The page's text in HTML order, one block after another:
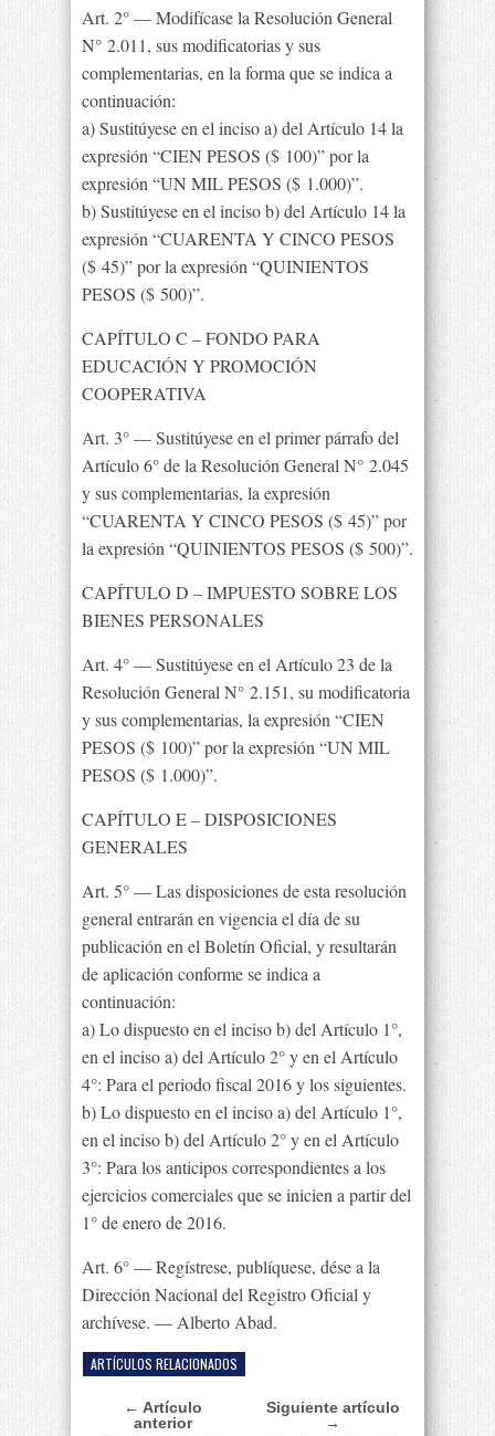
Art. 2° — Modifícase la Resolución General
N° 2.011, sus modificatorias y sus
complementarias, en la forma que se indica a
continuación:
a) Sustitúyese en el inciso a) del Artículo 14 la
expresión “CIEN PESOS ($ 100)” por la
expresión “UN MIL PESOS ($ 1.000)”.
b) Sustitúyese en el inciso b) del Artículo 14 la
expresión “CUARENTA Y CINCO PESOS
($ 45)” por la expresión “QUINIENTOS
PESOS ($ 500)”.
CAPÍTULO C – FONDO PARA
EDUCACIÓN Y PROMOCIÓN
COOPERATIVA
Art. 3° — Sustitúyese en el primer párrafo del
Artículo 6° de la Resolución General N° 2.045
y sus complementarias, la expresión
“CUARENTA Y CINCO PESOS ($ 45)” por
la expresión “QUINIENTOS PESOS ($ 500)”.
CAPÍTULO D – IMPUESTO SOBRE LOS
BIENES PERSONALES
Art. 4° — Sustitúyese en el Artículo 23 de la
Resolución General N° 2.151, su modificatoria
y sus complementarias, la expresión “CIEN
PESOS ($ 100)” por la expresión “UN MIL
PESOS ($ 1.000)”.
CAPÍTULO E – DISPOSICIONES
GENERALES
Art. 5° — Las disposiciones de esta resolución
general entrarán en vigencia el día de su
publicación en el Boletín Oficial, y resultarán
de aplicación conforme se indica a
continuación:
a) Lo dispuesto en el inciso b) del Artículo 1°,
en el inciso a) del Artículo 2° y en el Artículo
4°: Para el periodo fiscal 2016 y los siguientes.
b) Lo dispuesto en el inciso a) del Artículo 1°,
en el inciso b) del Artículo 2° y en el Artículo
3°: Para los anticipos correspondientes a los
ejercicios comerciales que se inicien a partir del
1° de enero de 2016.
Art. 6° — Regístrese, publíquese, dése a la
Dirección Nacional del Registro Oficial y
archívese. — Alberto Abad.
ARTÍCULOS RELACIONADOS
← Artículo
anterior
Siguiente artículo
→